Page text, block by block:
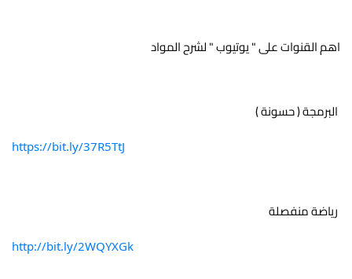
اهم القنوات على " يوتيوب " لشرح المواد
https://bit.ly/37R5TtJ
http://bit.ly/2WQYXGk